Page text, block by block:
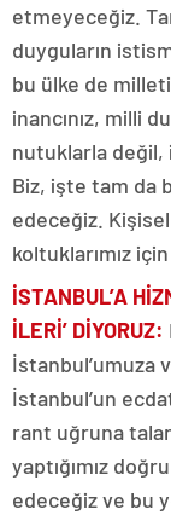
etmeyeceğiz.
duyguların
bu ülke de
inancınız, milli
nutuklarla değil,
Biz, işte tam da
edeceğiz.
koltuklarımız
İSTANBUL’A
İLERİ’ DİYORUZ:
İstanbul’umuza
İstanbul’un
rant uğruna
yaptığımız
edeceğiz ve bu